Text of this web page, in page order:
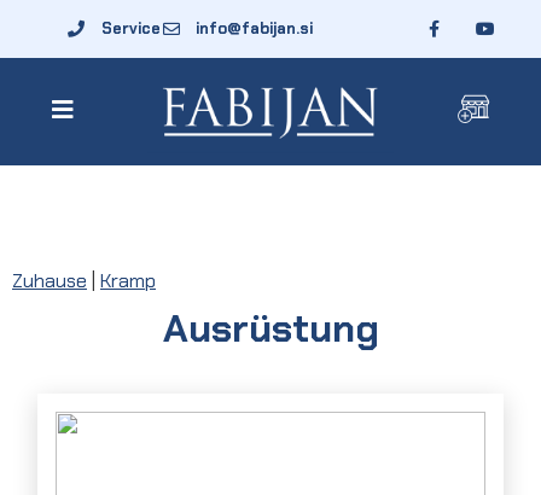
Service info@fabijan.si
Zuhause Kramp
Ausrüstung